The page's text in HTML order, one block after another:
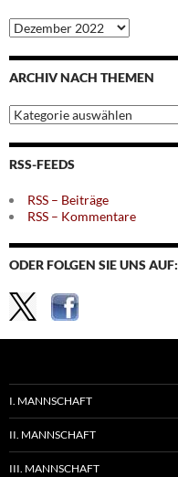
Archiv
nach
Monaten
ARCHIV NACH THEMEN
Archiv
nach
Themen
RSS-FEEDS
RSS – Beiträge
RSS – Kommentare
ODER FOLGEN SIE UNS AUF:
I. MANNSCHAFT
II. MANNSCHAFT
III. MANNSCHAFT